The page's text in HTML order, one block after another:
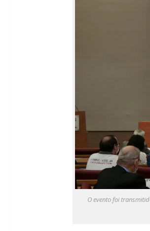
O evento foi